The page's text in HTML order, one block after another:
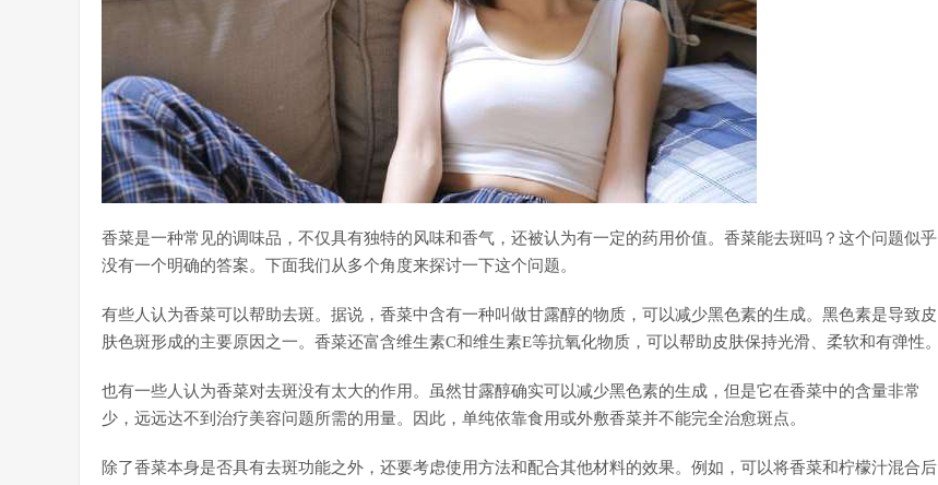
香菜是一种常见的调味品，不仅具有独特的风味和香气，还被认为有一定的药用价值。香菜能去斑吗？这个问题似乎
没有一个明确的答案。下面我们从多个角度来探讨一下这个问题。
有些人认为香菜可以帮助去斑。据说，香菜中含有一种叫做甘露醇的物质，可以减少黑色素的生成。黑色素是导致皮
肤色斑形成的主要原因之一。香菜还富含维生素C和维生素E等抗氧化物质，可以帮助皮肤保持光滑、柔软和有弹性。
也有一些人认为香菜对去斑没有太大的作用。虽然甘露醇确实可以减少黑色素的生成，但是它在香菜中的含量非常
少，远远达不到治疗美容问题所需的用量。因此，单纯依靠食用或外敷香菜并不能完全治愈斑点。
除了香菜本身是否具有去斑功能之外，还要考虑使用方法和配合其他材料的效果。例如，可以将香菜和柠檬汁混合后